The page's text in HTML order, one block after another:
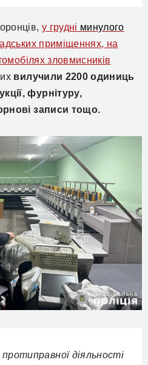
у грудні минулого
приміщеннях, на
зловмисників
вилучили 2200 одиниць
фурнітуру,
записи тощо.
діяльності